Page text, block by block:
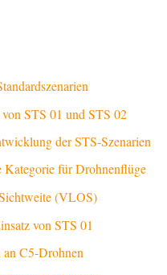
STS 01 und STS 02
der STS-Szenarien
Kategorie für Drohnenflüge
(VLOS)
von STS 01
C5-Drohnen